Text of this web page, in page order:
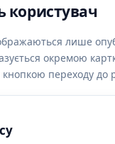
користувач
лише
окремою
переходу до